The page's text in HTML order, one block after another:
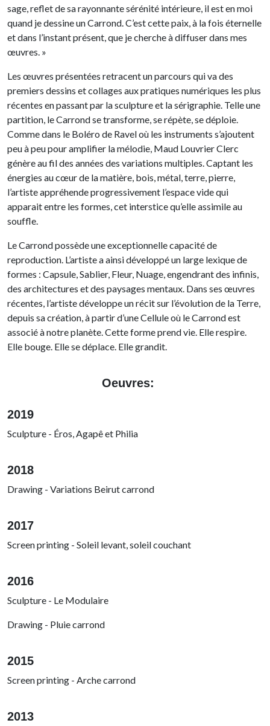
sage, reflet de sa rayonnante sérénité intérieure, il est en moi
quand je dessine un Carrond. C’est cette paix, à la fois éternelle
et dans l’instant présent, que je cherche à diffuser dans mes
œuvres. »
Les œuvres présentées retracent un parcours qui va des
premiers dessins et collages aux pratiques numériques les plus
récentes en passant par la sculpture et la sérigraphie. Telle une
partition, le Carrond se transforme, se répète, se déploie.
Comme dans le Boléro de Ravel où les instruments s’ajoutent
peu à peu pour amplifier la mélodie, Maud Louvrier Clerc
génère au fil des années des variations multiples. Captant les
énergies au cœur de la matière, bois, métal, terre, pierre,
l’artiste appréhende progressivement l’espace vide qui
apparait entre les formes, cet interstice qu’elle assimile au
souffle.
Le Carrond possède une exceptionnelle capacité de
reproduction. L’artiste a ainsi développé un large lexique de
formes : Capsule, Sablier, Fleur, Nuage, engendrant des infinis,
des architectures et des paysages mentaux. Dans ses œuvres
récentes, l’artiste développe un récit sur l’évolution de la Terre,
depuis sa création, à partir d’une Cellule où le Carrond est
associé à notre planète.Cette forme prend vie. Elle respire.
Elle bouge. Elle se déplace. Elle grandit.
Oeuvres:
2019
Sculpture - Éros, Agapê et Philia
2018
Drawing - Variations Beirut carrond
2017
Screen printing - Soleil levant, soleil couchant
2016
Sculpture - Le Modulaire
Drawing - Pluie carrond
2015
Screen printing - Arche carrond
2013